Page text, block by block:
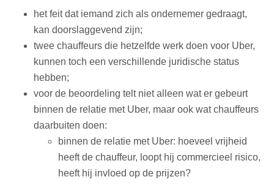
het feit dat iemand zich als ondernemer gedraagt,
kan doorslaggevend zijn;
twee chauffeurs die hetzelfde werk doen voor Uber,
kunnen toch een verschillende juridische status
hebben;
voor de beoordeling telt niet alleen wat er gebeurt
binnen de relatie met Uber, maar ook wat chauffeurs
daarbuiten doen:
binnen de relatie met Uber: hoeveel vrijheid
heeft de chauffeur, loopt hij commercieel risico,
heeft hij invloed op de prijzen?